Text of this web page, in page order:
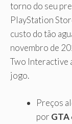
torno do seu
PlayStation
custo do tão
novembro de
Two Interactive
jogo.
Preços
por GTA